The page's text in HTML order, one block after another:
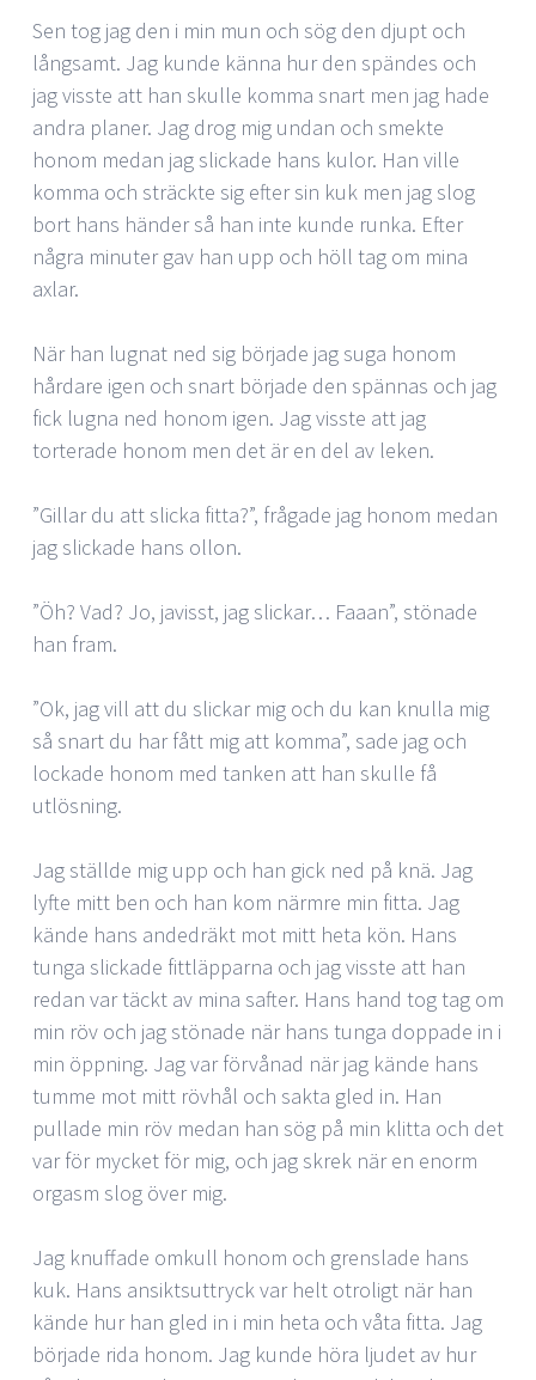
Sen tog jag den i min mun och sög den djupt och
långsamt. Jag kunde känna hur den spändes och
jag visste att han skulle komma snart men jag hade
andra planer. Jag drog mig undan och smekte
honom medan jag slickade hans kulor. Han ville
komma och sträckte sig efter sin kuk men jag slog
bort hans händer så han inte kunde runka. Efter
några minuter gav han upp och höll tag om mina
axlar.
När han lugnat ned sig började jag suga honom
hårdare igen och snart började den spännas och jag
fick lugna ned honom igen. Jag visste att jag
torterade honom men det är en del av leken.
”Gillar du att slicka fitta?”, frågade jag honom medan
jag slickade hans ollon.
”Öh? Vad? Jo, javisst, jag slickar… Faaan”, stönade
han fram.
”Ok, jag vill att du slickar mig och du kan knulla mig
så snart du har fått mig att komma”, sade jag och
lockade honom med tanken att han skulle få
utlösning.
Jag ställde mig upp och han gick ned på knä. Jag
lyfte mitt ben och han kom närmre min fitta. Jag
kände hans andedräkt mot mitt heta kön. Hans
tunga slickade fittläpparna och jag visste att han
redan var täckt av mina safter. Hans hand tog tag om
min röv och jag stönade när hans tunga doppade in i
min öppning. Jag var förvånad när jag kände hans
tumme mot mitt rövhål och sakta gled in. Han
pullade min röv medan han sög på min klitta och det
var för mycket för mig, och jag skrek när en enorm
orgasm slog över mig.
Jag knuffade omkull honom och grenslade hans
kuk. Hans ansiktsuttryck var helt otroligt när han
kände hur han gled in i min heta och våta fitta. Jag
började rida honom. Jag kunde höra ljudet av hur